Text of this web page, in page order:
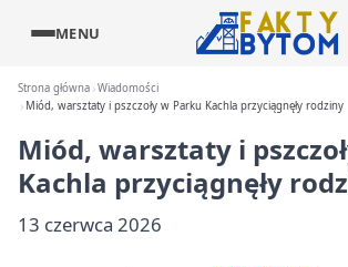
MENU
Strona główna Wiadomości
Miód, warsztaty i pszczoły w Parku Kachla przyciągnęły rodziny
Miód, warsztaty i
Kachla przyciągnęły
13 czerwca 2026